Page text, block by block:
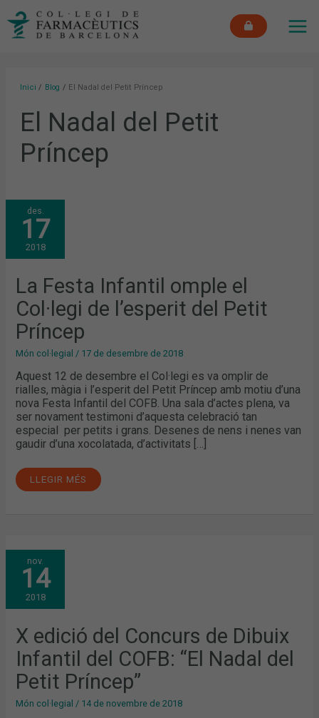
Inici Blog El Nadal del Petit Príncep
El Nadal del Petit
Príncep
des.
17
2018
La Festa Infantil omple el
Col·legi de l’esperit del Petit
Príncep
Món col·legial / 17 de desembre de 2018
Aquest 12 de desembre el Col·legi es va omplir de
rialles, màgia i l’esperit del Petit Príncep amb motiu d’una
nova Festa Infantil del COFB. Una sala d’actes plena, va
ser novament testimoni d’aquesta celebració tan
especial per petits i grans. Desenes de nens i nenes van
gaudir d’una xocolatada, d’activitats […]
LA
FESTA
INFANTIL
OMPLE
EL
COL·LEGI
DE
DEL
PETIT
PRÍNCEP
LLEGIR MÉS
nov.
14
2018
X edició del Concurs de Dibuix
Infantil del COFB: “El Nadal del
Petit Príncep”
Món col·legial / 14 de novembre de 2018
X
EDICIÓ
DEL
CONCURS
DE
DIBUIX
INFANTIL
COFB:
“EL
NADAL
DEL
PETIT
PRÍNCEP”